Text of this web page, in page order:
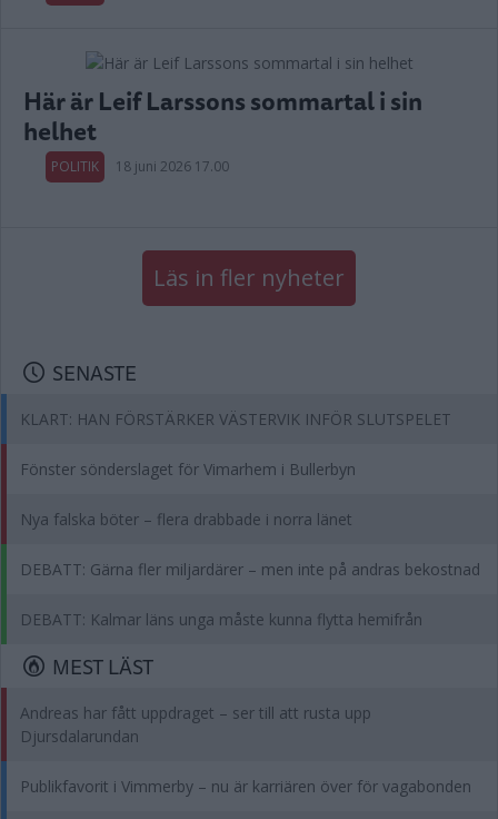
Här är Leif Larssons sommartal i sin
helhet
POLITIK 18 juni 2026 17.00
Läs in fler nyheter
SENASTE
KLART: HAN FÖRSTÄRKER VÄSTERVIK INFÖR SLUTSPELET
Fönster sönderslaget för Vimarhem i Bullerbyn
Nya falska böter – flera drabbade i norra länet
DEBATT: Gärna fler miljardärer – men inte på andras bekostnad
DEBATT: Kalmar läns unga måste kunna flytta hemifrån
MEST LÄST
Andreas har fått uppdraget – ser till att rusta upp
Djursdalarundan
Publikfavorit i Vimmerby – nu är karriären över för vagabonden